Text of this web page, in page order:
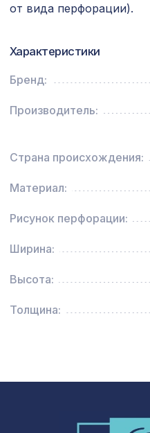
Воск мягкий
от вида перфорации).
Характеристики
Бренд:
Производитель:
Страна происхождения:
Материал:
Рисунок перфорации:
Ширина:
Высота:
Толщина: